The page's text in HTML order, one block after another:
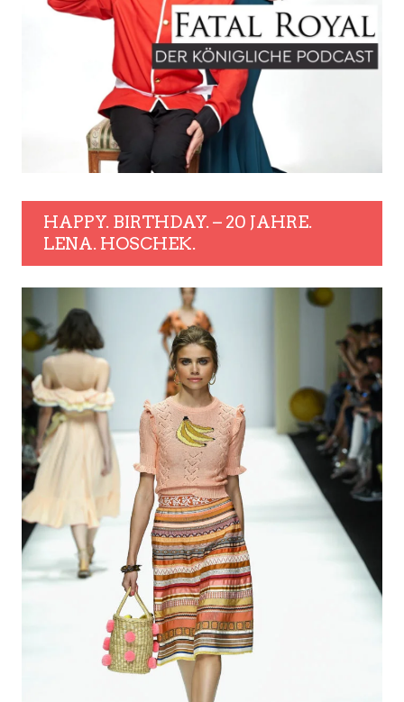
HAPPY. BIRTHDAY. – 20 JAHRE.
LENA. HOSCHEK.